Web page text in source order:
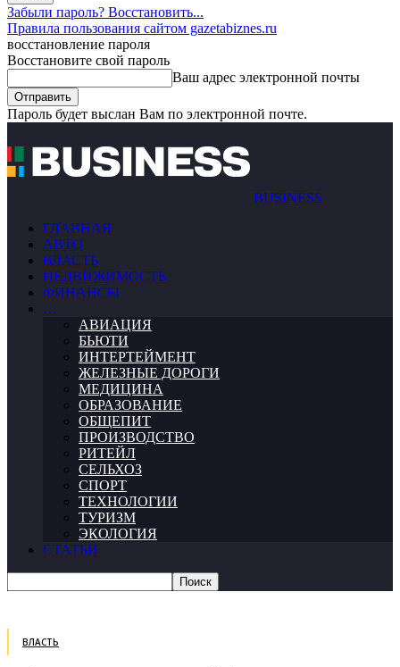
Забыли пароль? Восстановить...
Правила пользования сайтом gazetabiznes.ru
восстановление пароля
Восстановите свой пароль
Ваш адрес электронной почты
Пароль будет выслан Вам по электронной почте.
BUSINESS
ГЛАВНАЯ
АВТО
ВЛАСТЬ
НЕДВИЖИМОСТЬ
ФИНАНСЫ
…
АВИАЦИЯ
БЬЮТИ
ИНТЕРТЕЙМЕНТ
ЖЕЛЕЗНЫЕ ДОРОГИ
МЕДИЦИНА
ОБРАЗОВАНИЕ
ОБЩЕПИТ
ПРОИЗВОДСТВО
РИТЕЙЛ
СЕЛЬХОЗ
СПОРТ
ТЕХНОЛОГИИ
ТУРИЗМ
ЭКОЛОГИЯ
СТАТЬИ
ВЛАСТЬ